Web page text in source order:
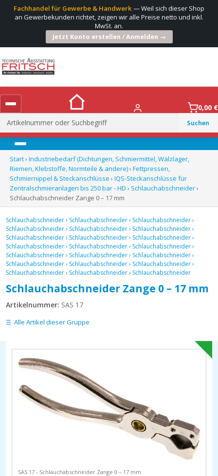
Fachhandel für Gewerbe & Handwerk— Weil sich dieser Shop
an Gewerbekunden richtet, zeigen wir alle Preise netto und inkl.
MwSt. an.
Jetzt Konto erstellen / Anmelden →
Suchen
nach:
0,00 €
Menü
Start› Industriebedarf (Dichtungen, Schmiermittel, Wälzlager,
Riemen, Klebstoffe, Normteile & andere)› Fettpressen,
Schmiernippel & Steckanschlüsse › IQS-Steckanschlüsse für
Zentralschmieranlagen bis 250 bar - HD › Schlauchabschneider›
Schlauchabschneider Zange 0 – 17 mm
Schlauchabschneider› Schlauchabschneider› Schlauchabschneider›
Schlauchabschneider› Schlauchabschneider› Schlauchabschneider›
Schlauchabschneider› Schlauchabschneider› Schlauchabschneider›
Schlauchabschneider› Schlauchabschneider› Schlauchabschneider›
Schlauchabschneider› Schlauchabschneider› Schlauchabschneider›
Schlauchabschneider› Schlauchabschneider› Schlauchabschneider›
Schlauchabschneider› Schlauchabschneider› Schlauchabschneider
Schlauchabschneider Zange 0 – 17 mm
Artikelnummer: SAS 17
Alle Artikel dieser Gruppe
SAS 17 - Schlauchabschneider Zange 0 – 17 mm